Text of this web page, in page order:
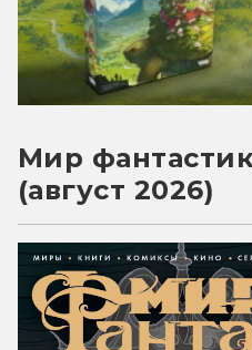
Мир
(август 2026)